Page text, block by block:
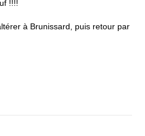
!!!!
à Brunissard, puis retour par